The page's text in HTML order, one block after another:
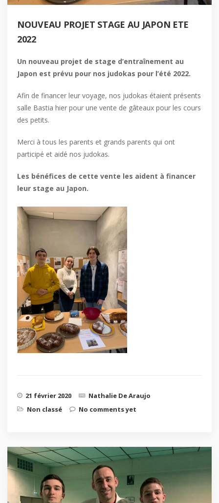
NOUVEAU PROJET STAGE AU JAPON ETE
2022
Un nouveau projet de stage d’entraînement au
Japon est prévu pour nos judokas pour l’été 2022.
Afin de financer leur voyage, nos judokas étaient présents
salle Bastia hier pour une vente de gâteaux pour les cours
des petits.
Merci à tous les parents et grands parents qui ont
participé et aidé nos judokas.
Les bénéfices de cette vente les aident à financer
leur stage au Japon.
21 février 2020
Nathalie De Araujo
Non classé
No comments yet